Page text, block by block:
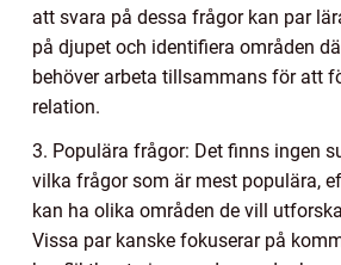
att svara på dessa frågor kan par
på djupet och identifiera områden
behöver arbeta tillsammans för att
relation.
3. Populära frågor: Det finns ingen
vilka frågor som är mest populära,
kan ha olika områden de vill
Vissa par kanske fokuserar på